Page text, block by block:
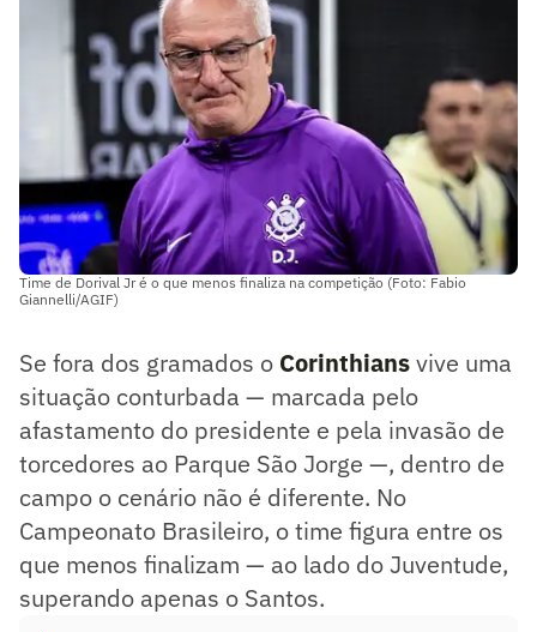
Time de Dorival Jr é o que menos finaliza na competição (Foto: Fabio
Giannelli/AGIF)
Se fora dos gramados o Corinthiansvive uma
situação conturbada — marcada pelo
afastamento do presidente e pela invasão de
torcedores ao Parque São Jorge —, dentro de
campo o cenário não é diferente. No
Campeonato Brasileiro, o time figura entre os
que menos finalizam — ao lado do Juventude,
superando apenas o Santos.